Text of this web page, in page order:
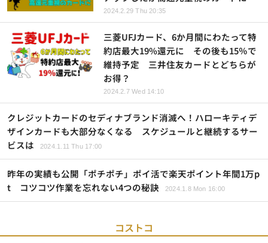
2024.2.29 Thu 20:35
三菱UFJカード、6か月間にわたって特
約店最大19%還元に その後も15％で
維持予定 三井住友カードとどちらが
お得？
2024.2.7 Wed 14:10
クレジットカードのセディナブランド消滅へ！ハローキティデ
ザインカードも大部分なくなる スケジュールと継続するサー
ビスは
2024.1.11 Thu 17:00
昨年の実績も公開「ポチポチ」ポイ活で楽天ポイント年間1万p
t コツコツ作業を忘れない4つの秘訣
2024.1.8 Mon 16:00
コストコ